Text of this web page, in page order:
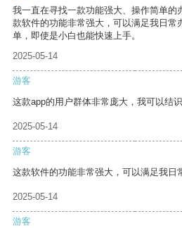
我一直在寻找一款功能强大、操作简单的
款软件的功能非常强大，可以满足我日常
单，即使是小白也能快速上手。
2025-05-14
游客
这款app的用户群体非常庞大，我可以结
2025-05-14
游客
这款软件的功能非常强大，可以满足我日
2025-05-14
游客